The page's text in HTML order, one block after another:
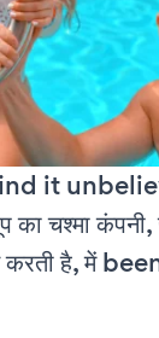
it
चश्मा
करती है, में